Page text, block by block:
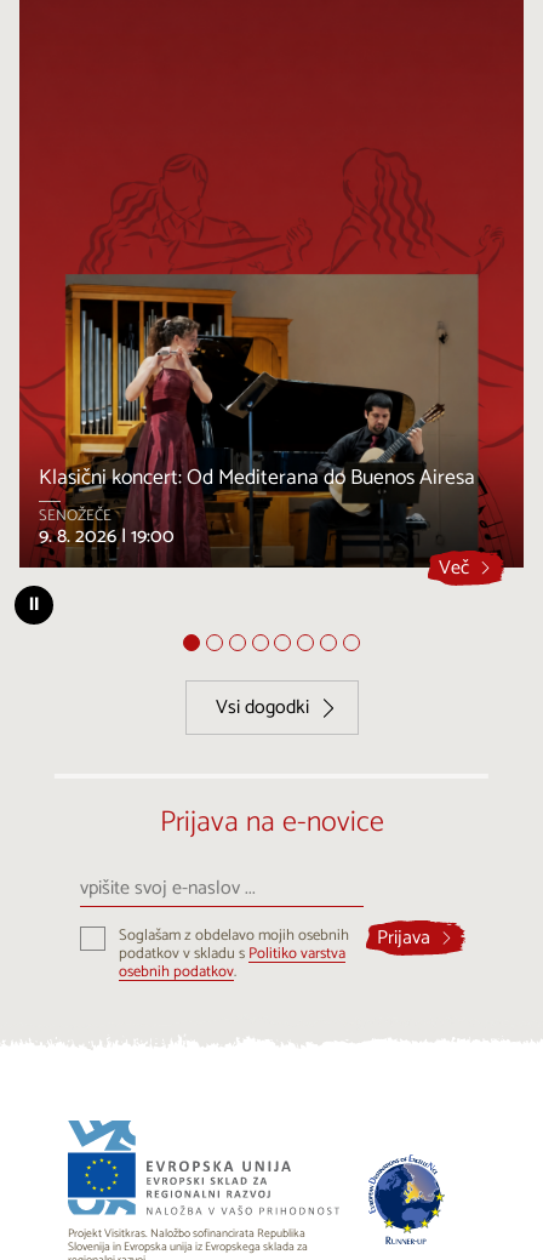
Klasični koncert: Od Mediterana do Buenos Airesa
SENOŽEČE
9. 8. 2026 |19:00
Več
⏸
Vsi dogodki
Prijava na e-novice
vpišite
svoj
e-
naslovSoglašam z obdelavo mojih osebnih
podatkov v skladu sPolitiko varstva
osebnih podatkov.
Prijava
Projekt Visitkras. Naložbo sofinancirata Republika
Slovenija in Evropska unija iz Evropskega sklada za